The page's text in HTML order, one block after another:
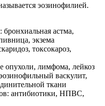
эозинофилией.
бронхиальная астма,
экзема
токсокароз,
опухоли, лимфома, лейкоз
васкулит,
ткани
антибиотики, НПВС,